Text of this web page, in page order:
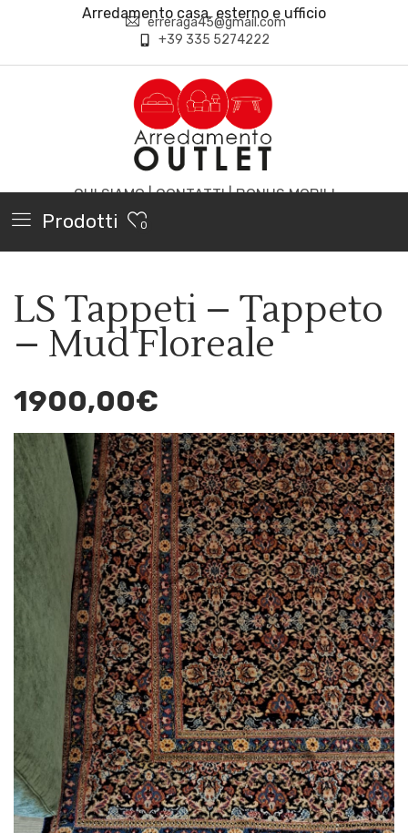
Arredamento casa, esterno e ufficio
erreraga45@gmail.com
+39 335 5274222
CHI SIAMO|CONTATTI|BONUS MOBILI
Prodotti 0
LS Tappeti – Tappeto
– Mud Floreale
1900,00€